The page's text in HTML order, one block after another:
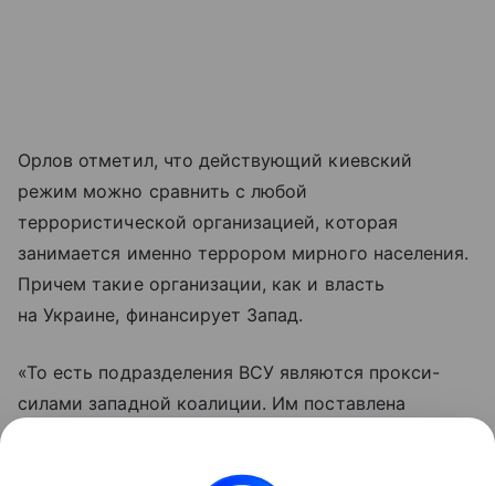
Орлов отметил, что действующий киевский
режим можно сравнить с любой
террористической организацией, которая
занимается именно террором мирного населения.
Причем такие организации, как и власть
на Украине, финансирует Запад.
«То есть подразделения ВСУ являются прокси-
силами западной коалиции. Им поставлена